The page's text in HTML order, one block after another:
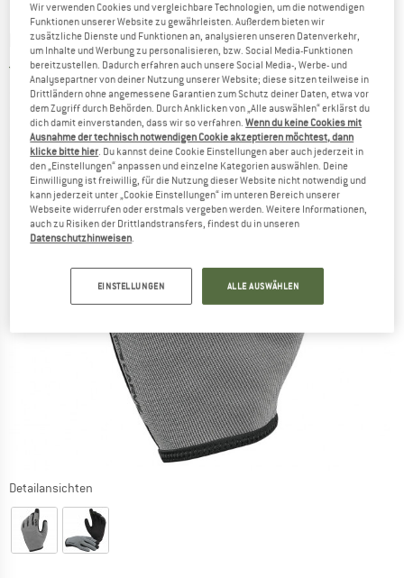
IXS -Carve Gloves - Handschuhe
5,0(1)
Detailansichten
Wir verwenden Cookies und vergleichbare Technologien, um die notwendigen
Funktionen unserer Website zu gewährleisten. Außerdem bieten wir
zusätzliche Dienste und Funktionen an, analysieren unseren Datenverkehr,
um Inhalte und Werbung zu personalisieren, bzw. Social Media-Funktionen
bereitzustellen. Dadurch erfahren auch unsere Social Media-, Werbe- und
Analysepartner von deiner Nutzung unserer Website; diese sitzen teilweise in
Drittländern ohne angemessene Garantien zum Schutz deiner Daten, etwa vor
dem Zugriff durch Behörden. Durch Anklicken von „Alle auswählen“ erklärst du
dich damit einverstanden, dass wir so verfahren.Wenn du keine Cookies mit
Ausnahme der technisch notwendigen Cookie akzeptieren möchtest, dann
klicke bitte hier. Du kannst deine Cookie Einstellungen aber auch jederzeit in
den „Einstellungen“ anpassen und einzelne Kategorien auswählen. Deine
Einwilligung ist freiwillig, für die Nutzung dieser Website nicht notwendig und
kann jederzeit unter „Cookie Einstellungen“ im unteren Bereich unserer
Webseite widerrufen oder erstmals vergeben werden. Weitere Informationen,
auch zu Risiken der Drittlandstransfers, findest du in unseren
Datenschutzhinweisen.
EINSTELLUNGEN ALLE AUSWÄHLEN